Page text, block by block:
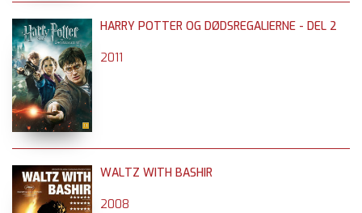
HARRY POTTER OG DØDSREGALIERNE - DEL 2
2011
WALTZ WITH BASHIR
2008